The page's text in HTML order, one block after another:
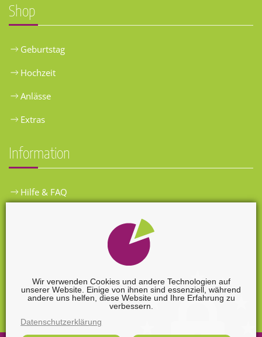
Wir verwenden Cookies und andere Technologien auf
unserer Website. Einige von ihnen sind essenziell, während
andere uns helfen, diese Website und Ihre Erfahrung zu
verbessern.
Datenschutzerklärung
Shop
Geburtstag
Hochzeit
Anlässe
Extras
Information
Hilfe & FAQ
Widerrufsformular